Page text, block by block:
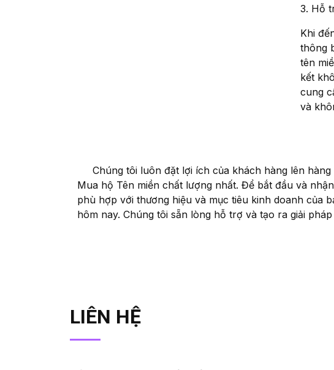
3. Hỗ
Khi
thông
tên
kết
cung
và
Chúng tôi luôn đặt lợi ích của khách hàng lên hàng
Mua hộ Tên miền chất lượng nhất. Để bắt đầu và
phù hợp với thương hiệu và mục tiêu kinh doanh của
hôm nay. Chúng tôi sẵn lòng hỗ trợ và tạo ra giải
LIÊN HỆ